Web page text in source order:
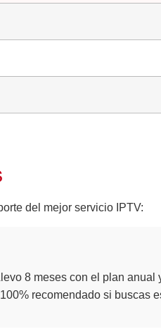
del mejor servicio IPTV:
8 meses con el plan anual
recomendado si buscas